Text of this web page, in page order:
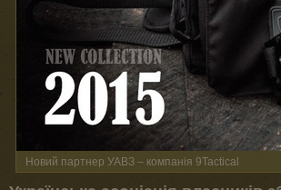
Новий партнер УАВЗ – компанія 9Tactical